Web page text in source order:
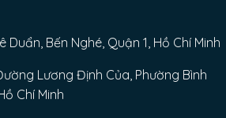
Duẩn, Bến Nghé, Quận 1, Hồ Chí Minh
Lương Định Của, Phường Bình
Chí Minh